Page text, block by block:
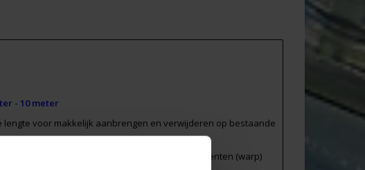
- 10 meter
voor makkelijk aanbrengen en verwijderen op bestaande
draden (monofilamenten (weft) + multifilamenten (warp)